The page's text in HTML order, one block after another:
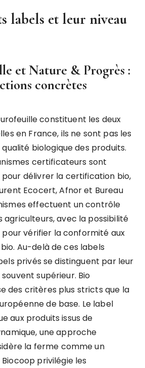
labels et leur niveau
et Nature & Progrès :
concrètes
constituent les deux
en France, ils ne sont pas les
biologique des produits.
certificateurs sont
délivrer la certification bio,
Ecocert, Afnor et Bureau
effectuent un contrôle
agriculteurs, avec la possibilité
pour vérifier la conformité aux
Au-delà de ces labels
privés se distinguent par leur
supérieur. Bio
des critères plus stricts que la
de base. Le label
aux produits issus de
une approche
la ferme comme un
privilégie les